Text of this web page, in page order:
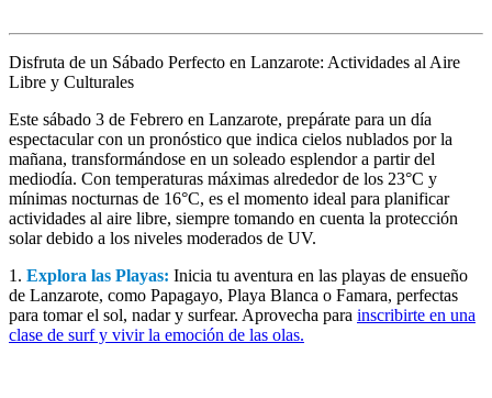
Disfruta de un Sábado Perfecto en Lanzarote: Actividades al Aire
Libre y Culturales
Este sábado 3 de Febrero en Lanzarote, prepárate para un día
espectacular con un pronóstico que indica cielos nublados por la
mañana, transformándose en un soleado esplendor a partir del
mediodía. Con temperaturas máximas alrededor de los 23°C y
mínimas nocturnas de 16°C, es el momento ideal para planificar
actividades al aire libre, siempre tomando en cuenta la protección
solar debido a los niveles moderados de UV.
1. Explora las Playas: Inicia tu aventura en las playas de ensueño
de Lanzarote, como Papagayo, Playa Blanca o Famara, perfectas
para tomar el sol, nadar y surfear. Aprovecha para inscribirte en una
clase de surf y vivir la emoción de las olas.